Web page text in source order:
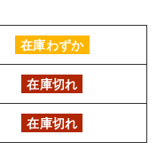
在庫わずか
在庫切れ
在庫切れ